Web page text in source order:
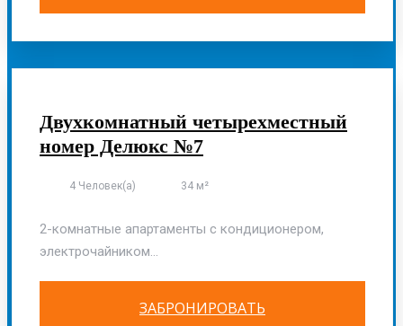
Двухкомнатный четырехместный
номер Делюкс №7
4 Человек(а) 34 м²
2-комнатные апартаменты с кондиционером,
электрочайником...
ЗАБРОНИРОВАТЬ